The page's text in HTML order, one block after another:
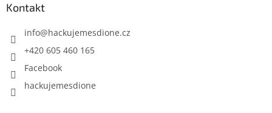
Kontakt
info@hackujemesdione.cz
+420 605 460 165
Facebook
hackujemesdione